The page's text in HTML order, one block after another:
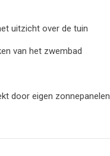
uitzicht over de tuin
van het zwembad
door eigen zonnepanelen